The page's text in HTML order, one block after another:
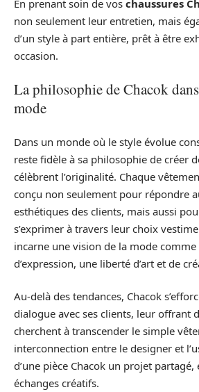
En prenant soin de vos chaussures
non seulement leur entretien, mais
d’un style à part entière, prêt à être
occasion.
La philosophie de Chacok
mode
Dans un monde où le style évolue
reste fidèle à sa philosophie de créer
célèbrent l’originalité. Chaque
conçu non seulement pour répondre
esthétiques des clients, mais aussi
s’exprimer à travers leur choix
incarne une vision de la mode
d’expression, une liberté d’art et de
Au-delà des tendances, Chacok
dialogue avec ses clients, leur offrant
cherchent à transcender le simple
interconnection entre le designer et
d’une pièce Chacok un projet
échanges créatifs.